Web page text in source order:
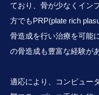
ており、骨が少なくイン
方でもPRP(plate rich
骨造成を行い治療を可能
の骨造成も豊富な経験が
適応により、コンピュー